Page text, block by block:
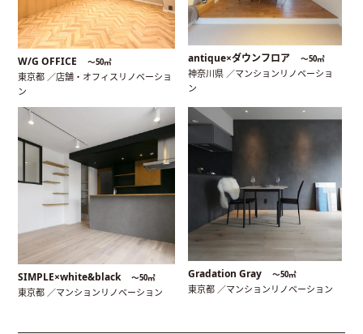
W/G OFFICE 〜50㎡
東京都 ／店舗・オフィスリノベーショ
ン
antique×ダウンフロア 〜50㎡
神奈川県 ／マンションリノベーショ
ン
SIMPLE×white&black 〜50㎡
東京都 ／マンションリノベーション
Gradation Gray 〜50㎡
東京都 ／マンションリノベーション